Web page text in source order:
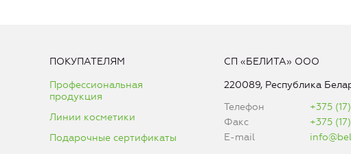
ПОКУПАТЕЛЯМ
Профессиональная
продукция
Линии косметики
Подарочные сертификаты
СП «БЕЛИТА» ООО
220089, Республика
Телефон
+375
Факс
+375
E-mail